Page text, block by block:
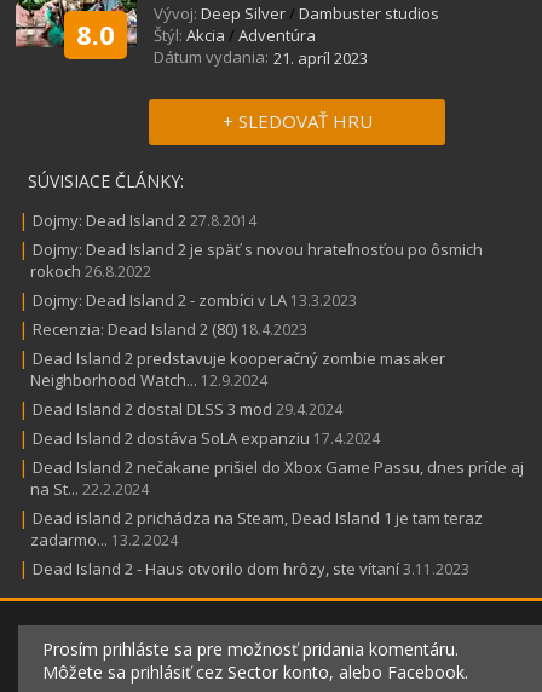
8.0
Vývoj: Deep Silver / Dambuster studios
Štýl: Akcia / Adventúra
Dátum vydania: 21. apríl 2023
+ SLEDOVAŤ HRU
SÚVISIACE ČLÁNKY:
| Dojmy: Dead Island 2 27.8.2014
| Dojmy: Dead Island 2 je späť s novou hrateľnosťou po ôsmich
rokoch 26.8.2022
| Dojmy: Dead Island 2 - zombíci v LA 13.3.2023
| Recenzia: Dead Island 2 (80) 18.4.2023
| Dead Island 2 predstavuje kooperačný zombie masaker
Neighborhood Watch... 12.9.2024
| Dead Island 2 dostal DLSS 3 mod 29.4.2024
| Dead Island 2 dostáva SoLA expanziu 17.4.2024
| Dead Island 2 nečakane prišiel do Xbox Game Passu, dnes príde aj
na St... 22.2.2024
| Dead island 2 prichádza na Steam, Dead Island 1 je tam teraz
zadarmo... 13.2.2024
| Dead Island 2 - Haus otvorilo dom hrôzy, ste vítaní3.11.2023
Prosím prihláste sa pre možnosť pridania komentáru.
Môžete sa prihlásiť cez Sector konto, alebo Facebook.